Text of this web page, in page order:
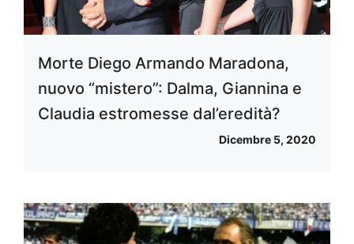
Morte Diego Armando Maradona,
nuovo “mistero”: Dalma, Giannina e
Claudia estromesse dal’eredità?
Dicembre 5, 2020